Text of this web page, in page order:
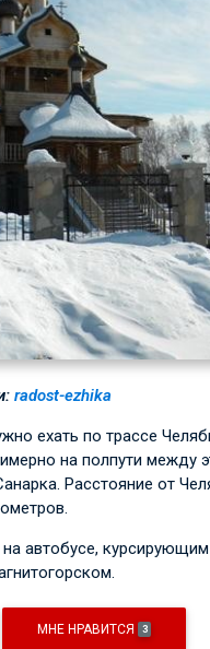
radost-ezhika
ехать по трассе
на полпути между
Расстояние от
автобусе,
МНЕ НРАВИТСЯ 3